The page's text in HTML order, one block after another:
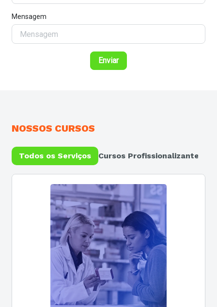
Mensagem
Enviar
NOSSOS CURSOS
Todos os Serviços Cursos Profissionalizantes